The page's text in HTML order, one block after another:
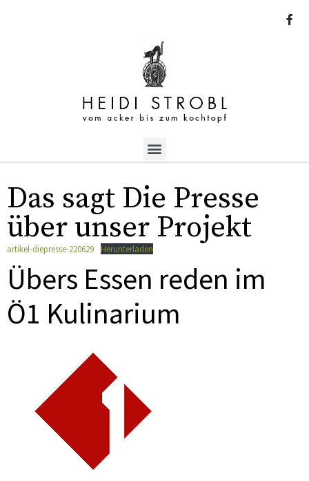
Das sagt Die Presse
über unser Projekt
artikel-diepresse-220629 Herunterladen
Übers Essen reden im
Ö1 Kulinarium